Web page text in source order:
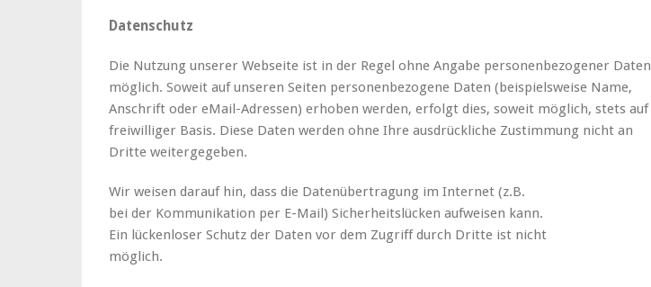
Datenschutz
Die Nutzung unserer Webseite ist in der Regel ohne Angabe personenbezogener Daten
möglich. Soweit auf unseren Seiten personenbezogene Daten (beispielsweise Name,
Anschrift oder eMail-Adressen) erhoben werden, erfolgt dies, soweit möglich, stets auf
freiwilliger Basis. Diese Daten werden ohne Ihre ausdrückliche Zustimmung nicht an
Dritte weitergegeben.
Wir weisen darauf hin, dass die Datenübertragung im Internet (z.B.
bei der Kommunikation per E-Mail) Sicherheitslücken aufweisen kann.
Ein lückenloser Schutz der Daten vor dem Zugriff durch Dritte ist nicht
möglich.